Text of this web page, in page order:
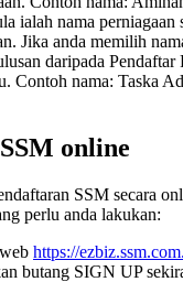
ialah nama perniagaan
Jika anda memilih
daripada Pendaftar
Contoh nama: Taska
online
SSM secara
perlu anda lakukan:
https://
butang SIGN UP